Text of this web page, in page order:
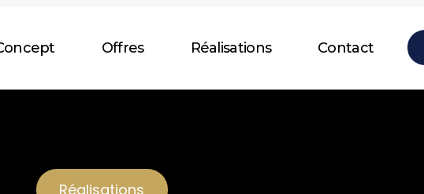
Offres Réalisations Contact
Réalisations